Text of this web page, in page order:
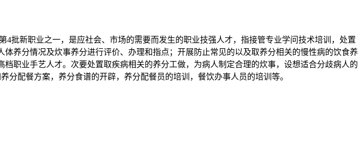
4批新职业之一，是应社会、市场的需要而发生的职业技强人才，指接管专业学问技术培训，处置
养分情况及炊事养分进行评价、办理和指点；开展防止常见的以及取养分相关的慢性病的饮食养
职业手艺人才。次要处置取疾病相关的养分工做，为病人制定合理的炊事，设想适合分歧病人的
配餐方案，养分食谱的开辟，养分配餐员的培训，餐饮办事人员的培训等。